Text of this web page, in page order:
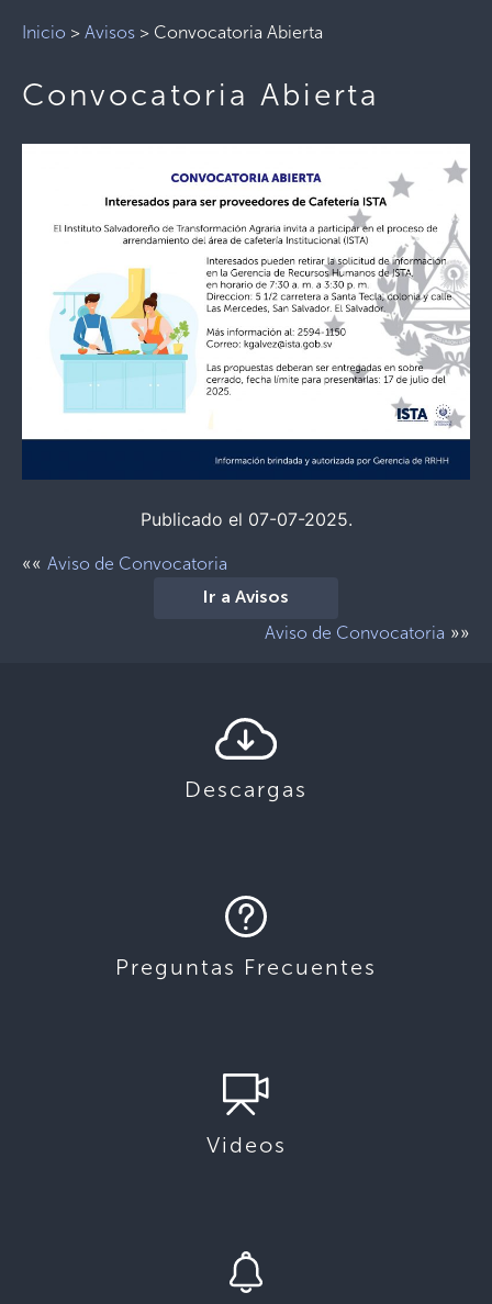
Inicio > Avisos > Convocatoria Abierta
Convocatoria Abierta
Publicado el 07-07-2025.
«« Aviso de Convocatoria
Ir a Avisos
Aviso de Convocatoria »»
Descargas
Preguntas Frecuentes
Videos